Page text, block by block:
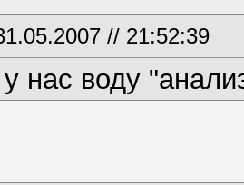
// 21:52:39
нас воду